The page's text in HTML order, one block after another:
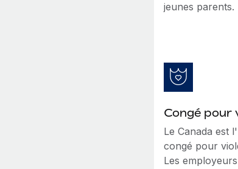
jeunes parents.
Congé pour
Le Canada est
congé pour
Les